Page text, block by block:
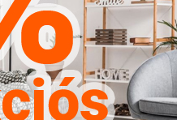
Komód Charlotte 143
(Fehér Fényes fehér)
4.567Ft